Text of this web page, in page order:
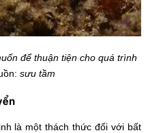
để thuận tiện cho quá trình
sưu tầm
là một thách thức đối với bất